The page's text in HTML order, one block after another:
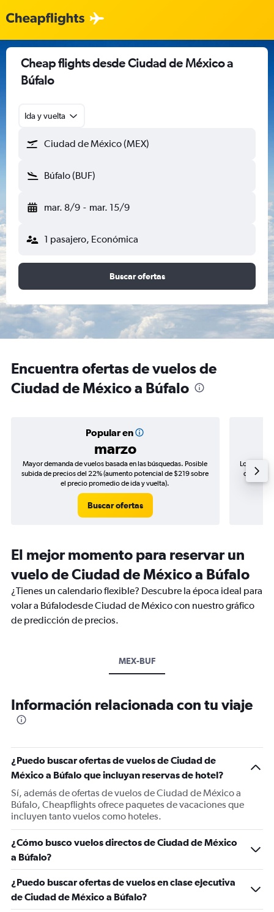
Cheap flights desde Ciudad de México a
Búfalo
Ida y vuelta
Ciudad de México (MEX)
Búfalo (BUF)
mar. 8/9 - mar. 15/9
1 pasajero, Económica
Buscar ofertas
Encuentra ofertas de vuelos de
Ciudad de México a Búfalo
Popular en
marzo
Mayor demanda de vuelos basada en las búsquedas. Posible
subida de precios del 22% (aumento potencial de $219 sobre
el precio promedio de ida y vuelta).
Buscar ofertas
Los
de
El mejor momento para reservar un
vuelo de Ciudad de México a Búfalo
¿Tienes un calendario flexible? Descubre la época ideal para
volar a Búfalodesde Ciudad de México con nuestro gráfico
de predicción de precios.
MEX-BUF
Información relacionada con tu viaje
¿Puedo buscar ofertas de vuelos de Ciudad de
México a Búfalo que incluyan reservas de hotel?
Sí, además de ofertas de vuelos de Ciudad de México a
Búfalo, Cheapflights ofrece paquetes de vacaciones que
incluyen tanto vuelos como hoteles.
¿Cómo busco vuelos directos de Ciudad de México
a Búfalo?
¿Puedo buscar ofertas de vuelos en clase ejecutiva
de Ciudad de México a Búfalo?